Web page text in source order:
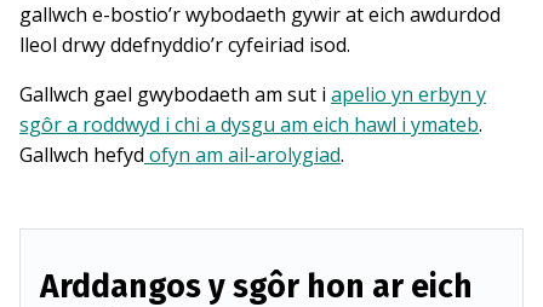
gallwch e-bostio’r wybodaeth gywir at eich awdurdod
lleol drwy ddefnyddio’r cyfeiriad isod.
Gallwch gael gwybodaeth am sut i apelio yn erbyn y
sgôr a roddwyd i chi a dysgu am eich hawl i ymateb.
Gallwch hefyd ofyn am ail-arolygiad.
Arddangos y sgôr hon ar eich